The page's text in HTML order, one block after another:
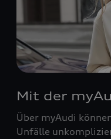
Mit der
Über myAudi
Unfälle